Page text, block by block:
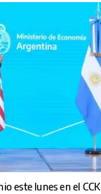
este lunes en el CCK